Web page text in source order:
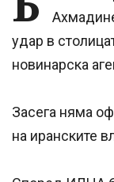
удар в
новинарска
Засега няма
на иранските